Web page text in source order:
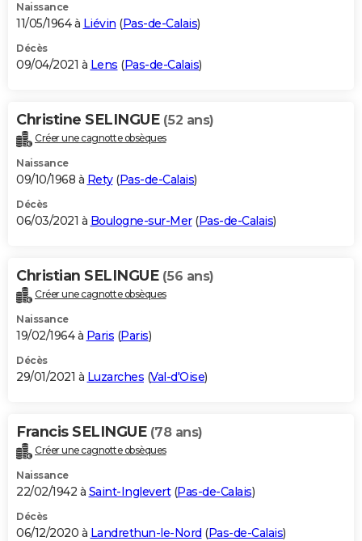
Naissance
11/05/1964 à Liévin (Pas-de-Calais)
Décès
09/04/2021 à Lens (Pas-de-Calais)
Christine SELINGUE (52 ans)
Créer une cagnotte obsèques
Naissance
09/10/1968 à Rety(Pas-de-Calais)
Décès
06/03/2021 à Boulogne-sur-Mer(Pas-de-Calais)
Christian SELINGUE (56 ans)
Créer une cagnotte obsèques
Naissance
19/02/1964 à Paris (Paris)
Décès
29/01/2021 à Luzarches (Val-d'Oise)
Francis SELINGUE (78 ans)
Créer une cagnotte obsèques
Naissance
22/02/1942 à Saint-Inglevert(Pas-de-Calais)
Décès
06/12/2020 à Landrethun-le-Nord (Pas-de-Calais)